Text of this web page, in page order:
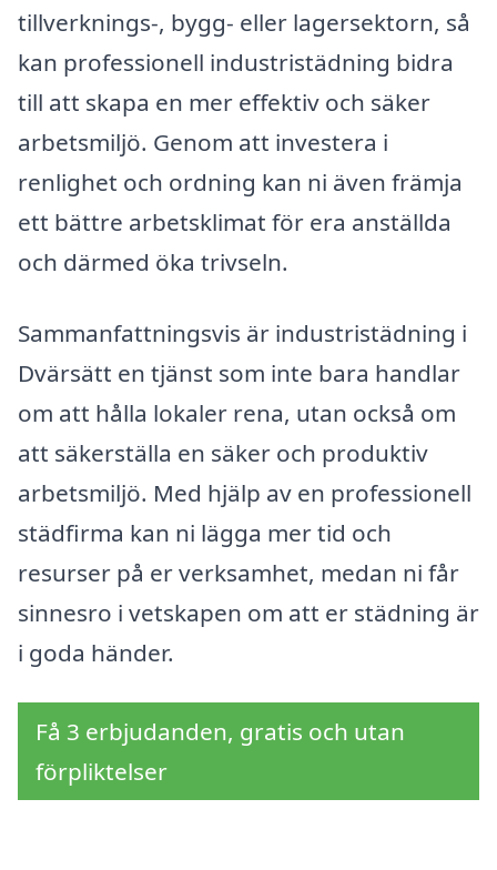
tillverknings-, bygg- eller lagersektorn, så
kan professionell industristädning bidra
till att skapa en mer effektiv och säker
arbetsmiljö. Genom att investera i
renlighet och ordning kan ni även främja
ett bättre arbetsklimat för era anställda
och därmed öka trivseln.
Sammanfattningsvis är industristädning i
Dvärsätt en tjänst som inte bara handlar
om att hålla lokaler rena, utan också om
att säkerställa en säker och produktiv
arbetsmiljö. Med hjälp av en professionell
städfirma kan ni lägga mer tid och
resurser på er verksamhet, medan ni får
sinnesro i vetskapen om att er städning är
i goda händer.
Få 3 erbjudanden, gratis och utan
förpliktelser